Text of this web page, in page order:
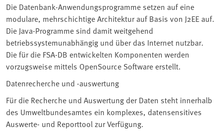
Die Datenbank-Anwendungsprogramme setzen auf eine
modulare, mehrschichtige Architektur auf Basis von J2EE auf.
Die Java-Programme sind damit weitgehend
betriebssystemunabhängig und über das Internet nutzbar.
Die für die FSA-DB entwickelten Komponenten werden
vorzugsweise mittels OpenSource Software erstellt.
Datenrecherche und -auswertung
Für die Recherche und Auswertung der Daten steht innerhalb
des Umweltbundesamtes ein komplexes, datensensitives
Auswerte- und Reporttool zur Verfügung.